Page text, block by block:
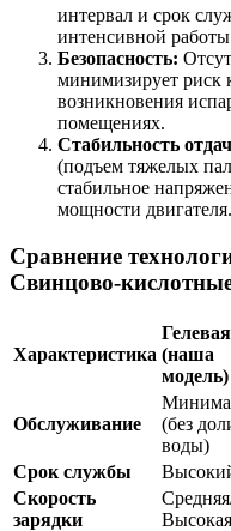
интервал и срок
интенсивной
Безопасность:
минимизирует риск
возникновения
помещениях.
Стабильность
(подъем тяжелых
стабильное
мощности двигателя.
Сравнение
Свинцово-
Характеристика (наша
модель)
Обслуживание
(без
воды)
Срок службы
Скорость
зарядки
Высокая